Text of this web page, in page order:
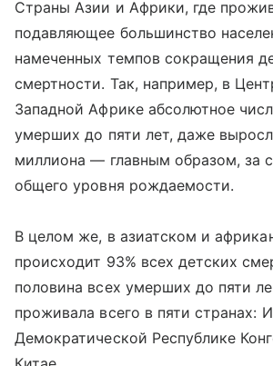
Страны Азии и Африки, где
подавляющее большинство
намеченных темпов сокращения
смертности. Так, например, в
Западной Африке абсолютное
умерших до пяти лет, даже
миллиона — главным образом, за
общего уровня рождаемости.
В целом же, в азиатском и
происходит 93% всех детских
половина всех умерших до пяти
проживала всего в пяти странах:
Демократической Республике